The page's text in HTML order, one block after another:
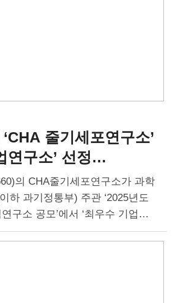
줄기세포연구소’
연구소’ 선정
관 표창
의 CHA줄기세포연구소가 과학
하 과기정통부) 주관 ‘2025년도
구소 공모’에서 ‘최우수 기업부
9일 과기정통부 장관 표창을 받
는 총 20곳이 우수 기업부설연